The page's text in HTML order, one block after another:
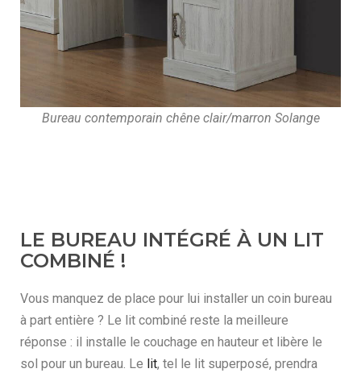
Bureau contemporain chêne clair/marron Solange
LE BUREAU INTÉGRÉ À UN LIT
COMBINÉ !
Vous manquez de place pour lui installer un coin bureau
à part entière ? Le lit combiné reste la meilleure
réponse : il installe le couchage en hauteur et libère le
sol pour un bureau. Le lit, tel le lit superposé, prendra